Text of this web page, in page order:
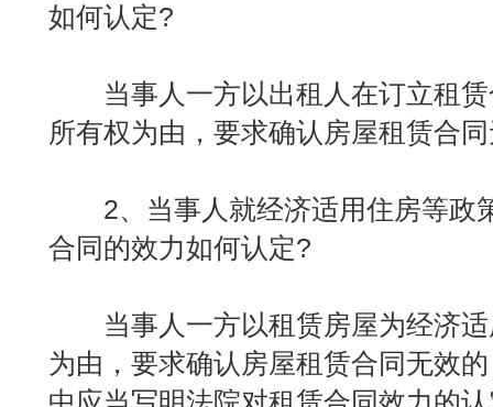
如何认定?
当事人一方以出租人在订立租赁
所有权为由，要求确认房屋租赁合
2、当事人就经济适用住房等政
合同的效力如何认定?
当事人一方以租赁房屋为经济适
为由，要求确认房屋租赁合同无效